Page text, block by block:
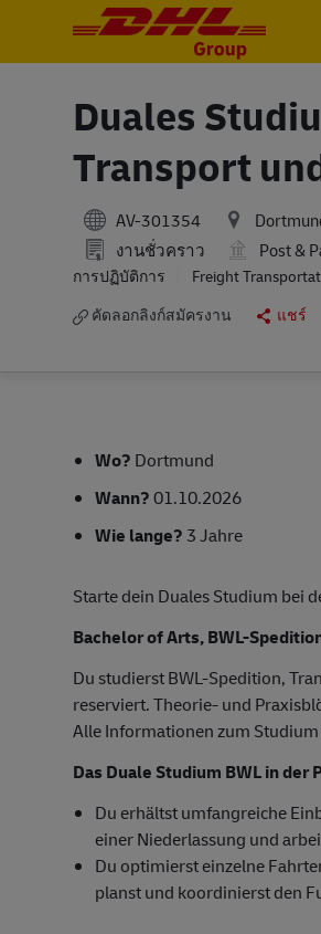
Duales
Transport
AV-301354
งานชั่วคราว
Post &
การปฏิบัติการ
Freight
คัดลอกลิงก์สมัครงาน
แชร์
Wo? Dortmund
Wann?01.10.2026
Wie lange? 3 Jahre
Starte dein Duales Studium bei
Bachelor of Arts, BWL-
Du studierst BWL-Spedition,
reserviert. Theorie- und
Alle Informationen zum
Das Duale Studium BWL in der
Du erhältst umfangreiche
einer Niederlassung und
Du optimierst einzelne
planst und koordinierst den